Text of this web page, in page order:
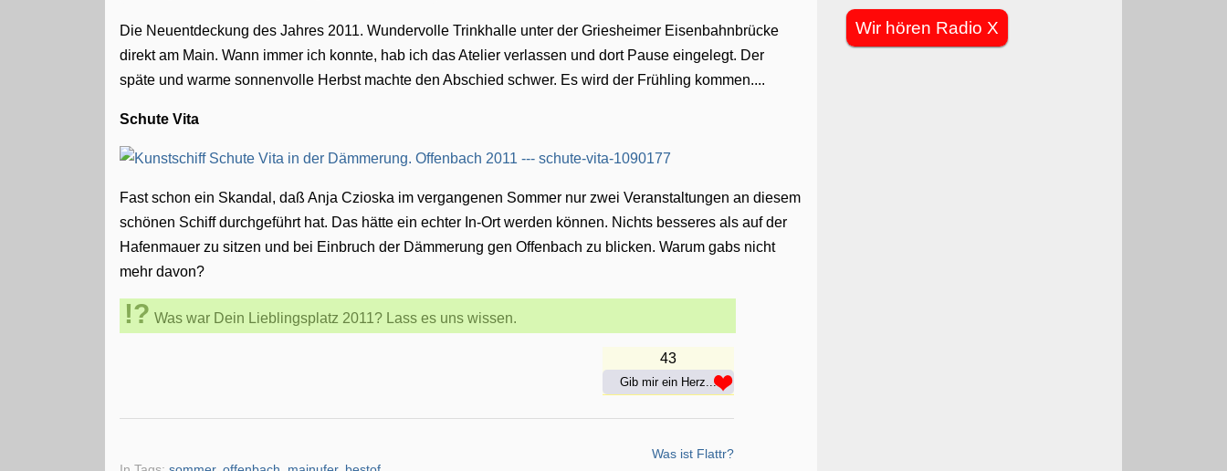
Die Neuentdeckung des Jahres 2011. Wundervolle Trinkhalle unter der Griesheimer Eisenbahnbrücke
direkt am Main. Wann immer ich konnte, hab ich das Atelier verlassen und dort Pause eingelegt. Der
späte und warme sonnenvolle Herbst machte den Abschied schwer. Es wird der Frühling kommen....
Schute Vita
Fast schon ein Skandal, daß Anja Czioska im vergangenen Sommer nur zwei Veranstaltungen an diesem
schönen Schiff durchgeführt hat. Das hätte ein echter In-Ort werden können. Nichts besseres als auf der
Hafenmauer zu sitzen und bei Einbruch der Dämmerung gen Offenbach zu blicken. Warum gabs nicht
mehr davon?
Was war Dein Lieblingsplatz 2011? Lass es uns wissen.
43
Gib mir ein Herz...
Was ist Flattr?
Wir hören Radio X